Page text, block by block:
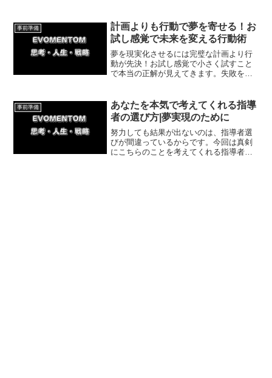
について紹介していきます。
事前準備
計画よりも行動で夢を寄せる！お
試し感覚で未来を変える行動術
夢を現実化させるには完璧な計画より行
動が先決！お試し感覚で小さく試すこと
で本当の正解が見えてきます。失敗を恐
解説します。行動を起こしたい方はぜひ
ご覧ください。
事前準備
あなたを本気で考えてくれる指導
者の選び方|夢実現のために
努力しても結果が出ないのは、指導者選
びが間違っているからです。今回は真剣
にこちらのことを考えてくれる指導者の